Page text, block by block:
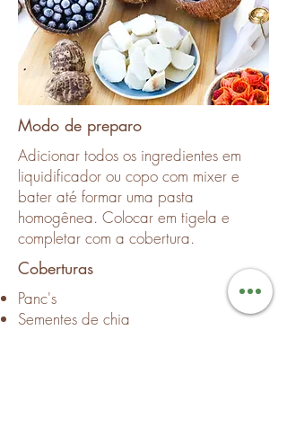
Modo de preparo
Adicionar todos os ingredientes em
liquidificador ou copo com mixer e
bater até formar uma pasta
homogênea. Colocar em tigela e
completar com a cobertura.
Coberturas
Panc's
Sementes de chia